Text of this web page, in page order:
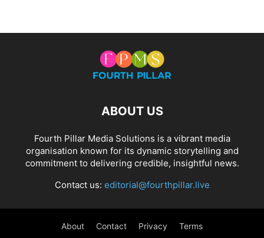
ABOUT US
Fourth Pillar Media Solutions is a vibrant media
organisation known for its dynamic storytelling and
commitment to delivering credible, insightful news.
Contact us: editorial@fourthpillar.live
About Contact Privacy Terms